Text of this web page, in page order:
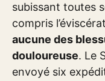
subissant toutes
compris
aucune des
douloureuse. Le
envoyé six